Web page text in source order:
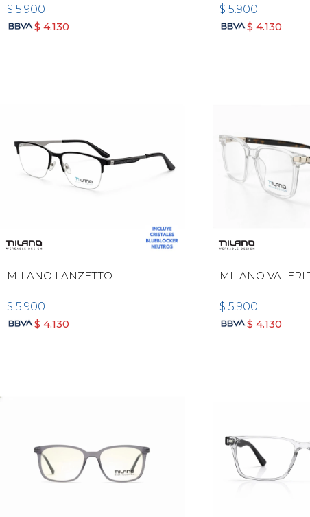
$ 5.900
$ 4.130
$ 5.900
$ 4.130
MILANO LANZETTO
$ 5.900
$ 4.130
MILANO
$ 5.900
$ 4.130